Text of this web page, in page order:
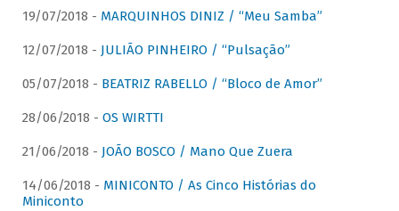
19/07/2018 - MARQUINHOS DINIZ / “Meu Samba”
12/07/2018 - JULIÃO PINHEIRO / “Pulsação”
05/07/2018 - BEATRIZ RABELLO / “Bloco de Amor”
28/06/2018 - OS WIRTTI
21/06/2018 - JOÃO BOSCO / Mano Que Zuera
14/06/2018 - MINICONTO / As Cinco Histórias do
Miniconto